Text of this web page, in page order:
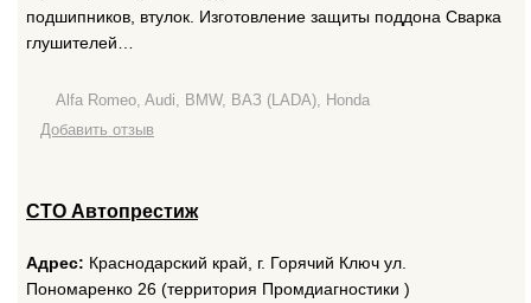
подшипников, втулок. Изготовление защиты поддона Сварка
глушителей…
Alfa Romeo, Audi, BMW, ВАЗ (LADA), Honda
Добавить отзыв
СТО Автопрестиж
Адрес: Краснодарский край, г. Горячий Ключ ул.
Пономаренко 26 (территория Промдиагностики )